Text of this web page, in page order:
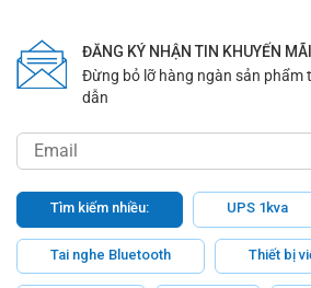
ĐĂNG KÝ NHẬN TIN KHUYẾN
Đừng bỏ lỡ hàng ngàn sản phẩm
dẫn
Tìm kiếm nhiều: UPS 1kva
Tai nghe Bluetooth Thiết bị